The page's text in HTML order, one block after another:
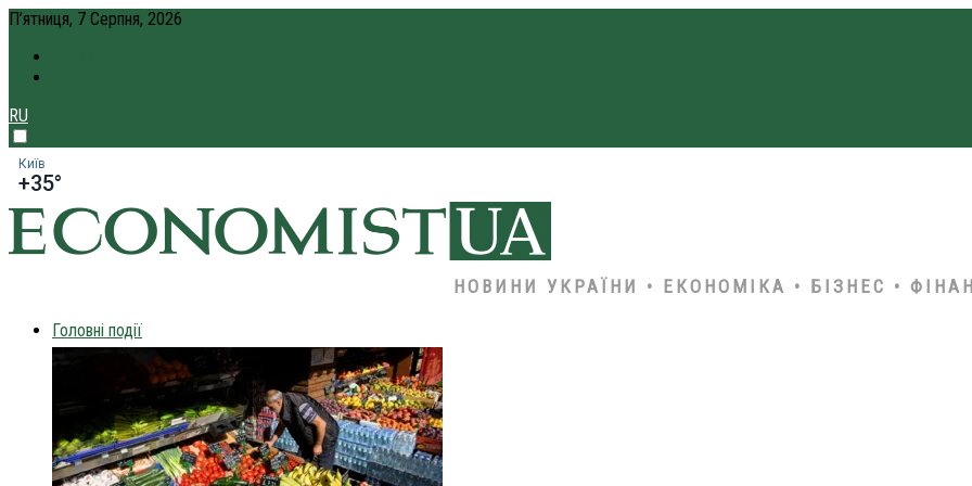
П’ятниця, 7 Серпня, 2026
RU
Київ
+35°
НОВИНИ УКРАЇНИ • ЕКОНОМІКА • БІЗНЕС •
Головні події